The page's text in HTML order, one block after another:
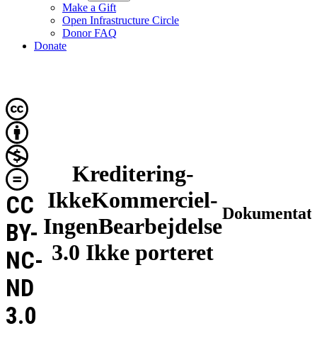
Make a Gift
Open Infrastructure Circle
Donor FAQ
Donate
Kreditering-
IkkeKommerciel-
IngenBearbejdelse
3.0 Ikke porteret
CC
BY-
NC-
ND
3.0